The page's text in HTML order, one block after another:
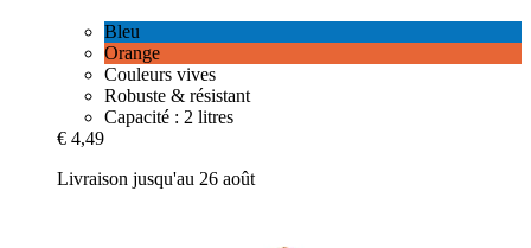
Bleu
Orange
Couleurs vives
Robuste & résistant
Capacité : 2 litres
€ 4,49
Livraison jusqu'au 26 août